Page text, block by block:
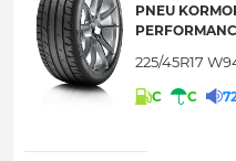
PNEU
225/45R17
C C